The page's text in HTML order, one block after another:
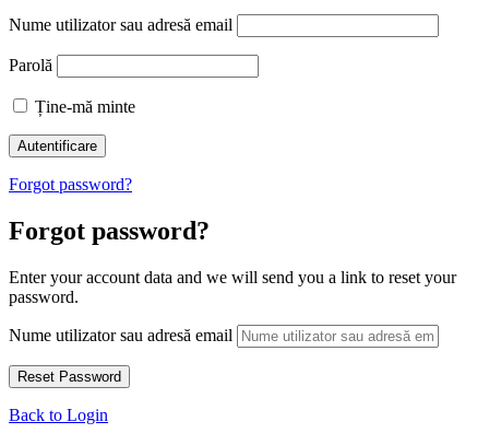
Nume utilizator sau adresă email
Parolă
Ține-mă minte
Forgot password?
Forgot password?
Enter your account data and we will send you a link to reset your
password.
Nume utilizator sau adresă email
Back to Login